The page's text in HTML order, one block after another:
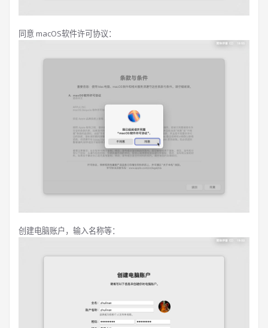
同意 macOS软件许可协议：
创建电脑账户，输入名称等：